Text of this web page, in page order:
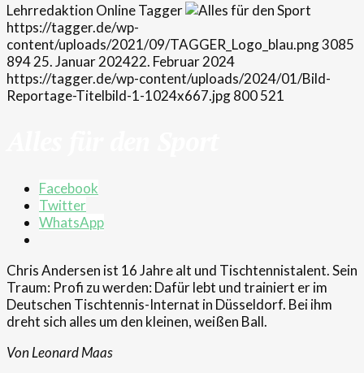
Lehrredaktion OnlineTagger
https://tagger.de/wp-
content/uploads/2021/09/TAGGER_Logo_blau.png3085
89425. Januar 202422. Februar 2024
https://tagger.de/wp-content/uploads/2024/01/Bild-
Reportage-Titelbild-1-1024x667.jpg800521
Facebook
Twitter
WhatsApp
Chris Andersen ist 16 Jahre alt und Tischtennistalent. Sein
Traum: Profi zu werden: Dafür lebt und trainiert er im
Deutschen Tischtennis-Internat in Düsseldorf. Bei ihm
dreht sich alles um den kleinen, weißen Ball.
Von Leonard Maas